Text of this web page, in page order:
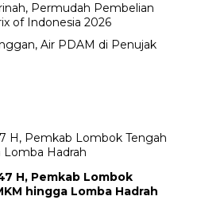
Permudah Pembelian
of Indonesia 2026
Air PDAM di Penujak
H, Pemkab Lombok
hingga Lomba Hadrah